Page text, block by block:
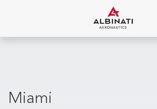
Miami